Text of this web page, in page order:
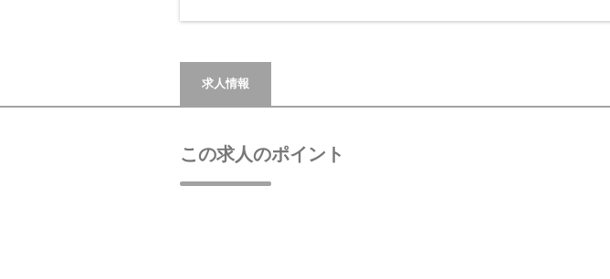
求人情報
この求人のポイント